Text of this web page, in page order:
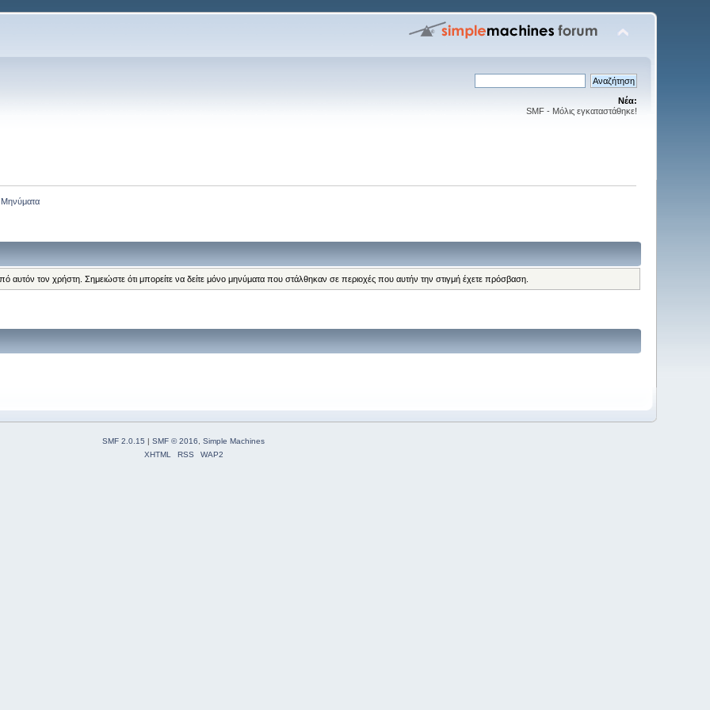
Νέα:
SMF - Μόλις εγκαταστάθηκε!
Μηνύματα
αυτόν τον χρήστη. Σημειώστε ότι μπορείτε να δείτε μόνο μηνύματα που στάλθηκαν σε περιοχές που αυτήν την στιγμή έχετε πρόσβαση.
SMF 2.0.15 SMF © 2016, Simple Machines
XHTML
RSS WAP2